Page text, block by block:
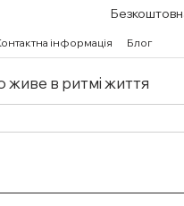
інформація Блог
живе в ритмі життя